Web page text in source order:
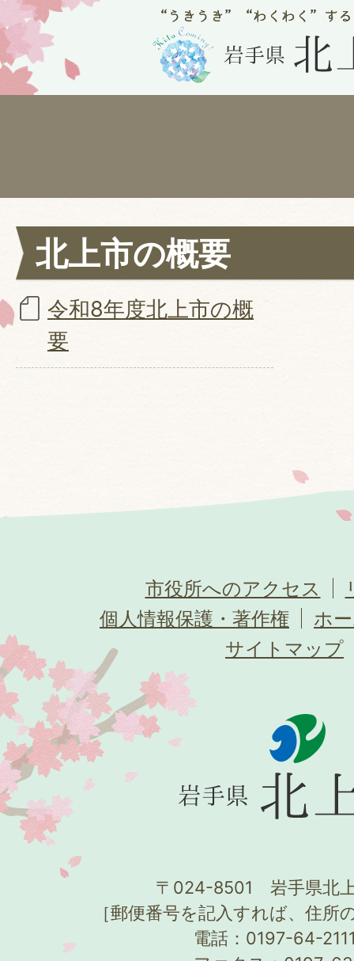
北上市の概要
令和8年度北上市の概
要
市役所へのアクセス
個人情報保護・著作権
ホ
サイトマップ
〒024-8501 岩手県北
［郵便番号を記入すれば、住所
電話：0197-64-